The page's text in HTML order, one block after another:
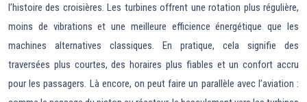
l’histoire des croisières. Les turbines offrent une rotation plus régulière,
moins de vibrations et une meilleure efficience énergétique que les
machines alternatives classiques. En pratique, cela signifie des
traversées plus courtes, des horaires plus fiables et un confort accru
pour les passagers. Là encore, on peut faire un parallèle avec l’aviation :